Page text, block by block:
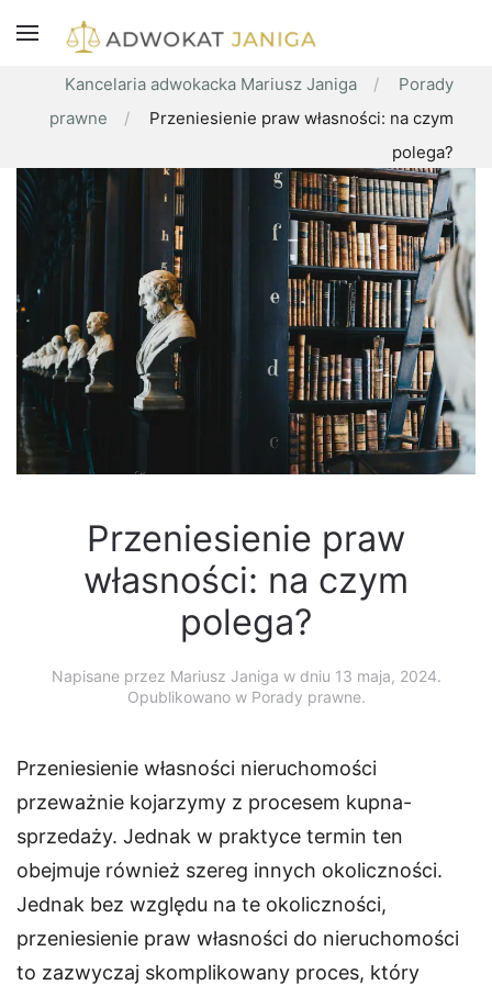
Kancelaria adwokacka Mariusz Janiga
Porady
prawne
Przeniesienie praw własności: na czym
polega?
Przeniesienie praw
własności: na czym
polega?
Napisane przez Mariusz Janiga w dniu 13 maja, 2024.
Opublikowano w Porady prawne.
Przeniesienie własności nieruchomości
przeważnie kojarzymy z procesem kupna-
sprzedaży. Jednak w praktyce termin ten
obejmuje również szereg innych okoliczności.
Jednak bez względu na te okoliczności,
przeniesienie praw własności do nieruchomości
to zazwyczaj skomplikowany proces, który